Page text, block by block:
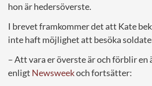
hon är hedersöverste.
I brevet framkommer det att Kate
inte haft möjlighet att besöka
– Att vara er överste är och förblir en
enligt Newsweekoch fortsätter: